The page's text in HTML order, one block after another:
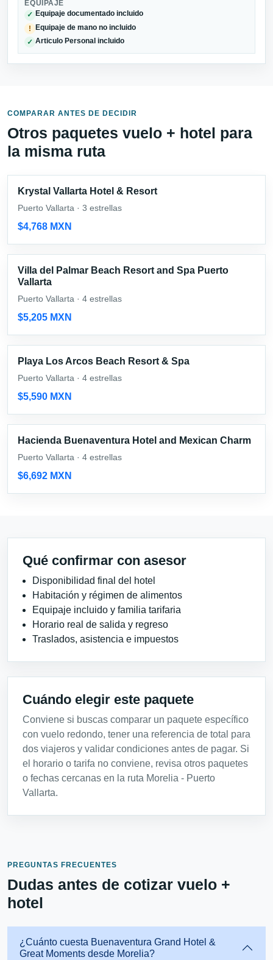
EQUIPAJE
✓ Equipaje documentado incluido
! Equipaje de mano no incluido
✓ Articulo Personal incluido
COMPARAR ANTES DE DECIDIR
Otros paquetes vuelo + hotel para
la misma ruta
Krystal Vallarta Hotel & Resort
Puerto Vallarta · 3 estrellas
$4,768 MXN
Villa del Palmar Beach Resort and Spa Puerto
Vallarta
Puerto Vallarta · 4 estrellas
$5,205 MXN
Playa Los Arcos Beach Resort & Spa
Puerto Vallarta · 4 estrellas
$5,590 MXN
Hacienda Buenaventura Hotel and Mexican Charm
Puerto Vallarta · 4 estrellas
$6,692 MXN
Qué confirmar con asesor
Disponibilidad final del hotel
Habitación y régimen de alimentos
Equipaje incluido y familia tarifaria
Horario real de salida y regreso
Traslados, asistencia e impuestos
Cuándo elegir este paquete
Conviene si buscas comparar un paquete específico
con vuelo redondo, tener una referencia de total para
dos viajeros y validar condiciones antes de pagar. Si
el horario o tarifa no conviene, revisa otros paquetes
o fechas cercanas en la ruta Morelia - Puerto
Vallarta.
PREGUNTAS FRECUENTES
Dudas antes de cotizar vuelo +
hotel
¿Cuánto cuesta Buenaventura Grand Hotel &
Great Moments desde Morelia?